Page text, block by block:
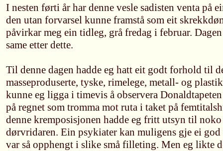
I nesten førti år har denne vesle sadisten venta på
den utan forvarsel kunne framstå som eit
påvirkar meg ein tidleg, grå fredag i februar.
same etter dette.
Til denne dagen hadde eg hatt eit godt forhold til
masseproduserte, tyske, rimelege, metall- og
kunne eg ligga i timevis å observera
på regnet som tromma mot ruta i taket på
denne kremposisjonen hadde eg fritt utsyn til noko
dørvridaren. Ein psykiater kan muligens gje ei
var så opphengt i slike små filleting. Men eg likte